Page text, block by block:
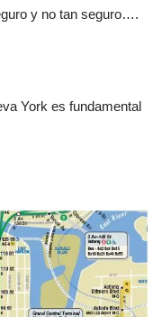
y no tan seguro….
York es fundamental